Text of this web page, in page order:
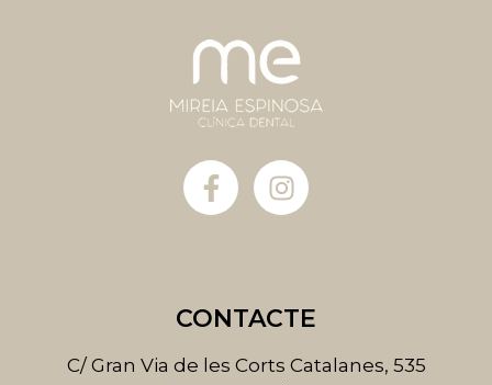
F
a
o
o
k
I
n
g
r
a
CONTACTE
C/ Gran Via de les Corts Catalanes, 535